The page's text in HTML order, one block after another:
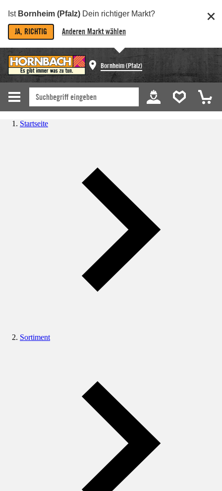
Ist Bornheim (Pfalz) Dein richtiger Markt?
JA, RICHTIG Anderen Markt wählen
Bornheim (Pfalz)
Startseite
Sortiment